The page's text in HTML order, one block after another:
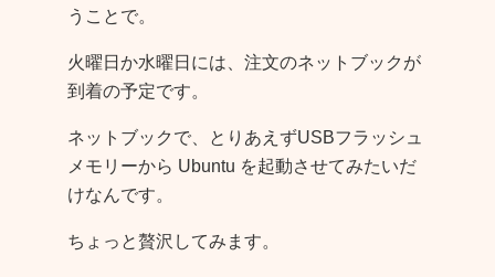
うことで。
火曜日か水曜日には、注文のネットブックが
到着の予定です。
ネットブックで、とりあえずUSBフラッシュ
メモリーから Ubuntu を起動させてみたいだ
けなんです。
ちょっと贅沢してみます。